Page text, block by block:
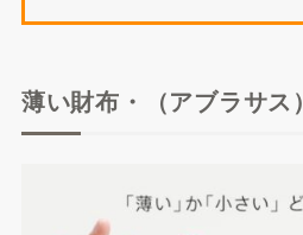
薄い財布・（アブラサス）